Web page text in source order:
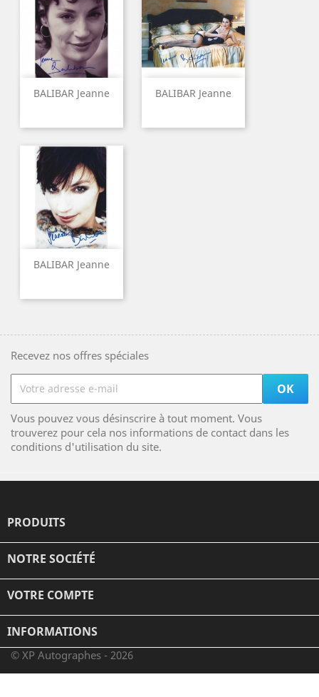
BALIBAR Jeanne BALIBAR Jeanne
BALIBAR Jeanne
Recevez nos offres spéciales
Vous pouvez vous désinscrire à tout moment. Vous
trouverez pour cela nos informations de contact dans les
conditions d'utilisation du site.
PRODUITS
NOTRE SOCIÉTÉ
VOTRE COMPTE
INFORMATIONS
© XP Autographes - 2026